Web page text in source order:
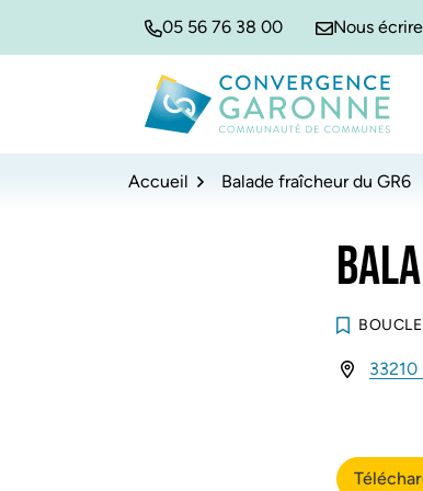
05 56 76 38 00 Nous écrire
Convergence
Accueil Balade fraîcheur du GR6
INFOS33210